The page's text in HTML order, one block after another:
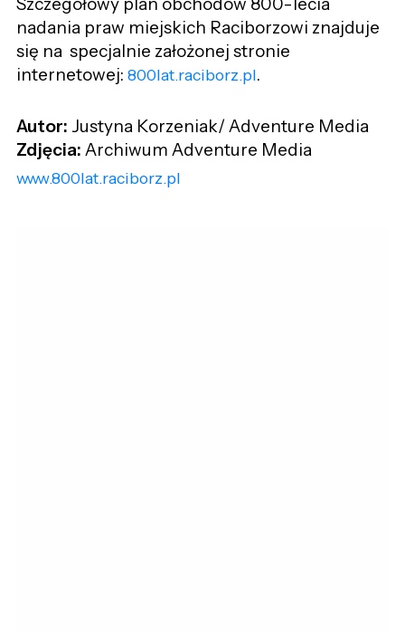
Szczegółowy plan obchodów 800-lecia
nadania praw miejskich Raciborzowi znajduje
się na specjalnie założonej stronie
internetowej: 800lat.raciborz.pl.
Autor: Justyna Korzeniak/ Adventure Media
Zdjęcia: Archiwum Adventure Media
www.800lat.raciborz.pl